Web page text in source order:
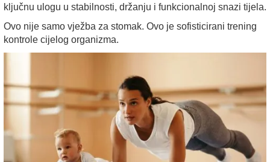
ključnu ulogu u stabilnosti, držanju i funkcionalnoj snazi tijela.
Ovo nije samo vježba za stomak. Ovo je sofisticirani trening
kontrole cijelog organizma.